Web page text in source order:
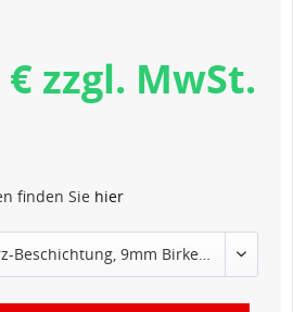
zzgl. MwSt.
finden Sie hier